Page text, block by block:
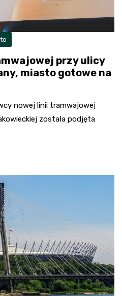
przy ulicy
miasto gotowe na
nowej linii tramwajowej
została podjęta